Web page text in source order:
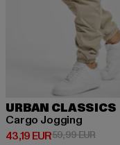
URBAN CLASSICS
Cargo Jogging
43,19 EUR
Derzeitiger Preis: 43,19
59,99 EUR